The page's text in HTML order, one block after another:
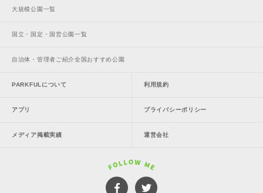
大規模公園一覧
国立・国定・国営公園一覧
自治体・管理者ご紹介全国おすすめ公園
PARKFULについて
アプリ
メディア掲載実績
利用規約
プライバシーポリシー
運営会社